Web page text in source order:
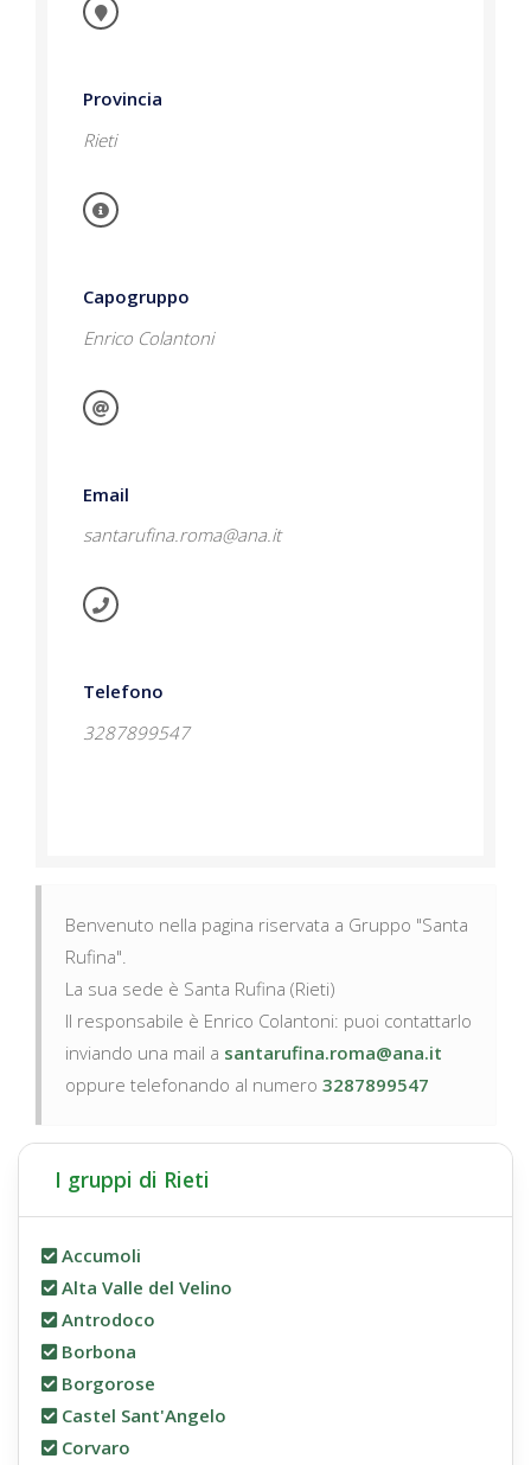
Provincia
Rieti
Capogruppo
Enrico Colantoni
Email
santarufina.roma@ana.it
Telefono
3287899547
Benvenuto nella pagina riservata a Gruppo "Santa
Rufina".
La sua sede è Santa Rufina (Rieti)
Il responsabile è Enrico Colantoni: puoi contattarlo
inviando una mail a santarufina.roma@ana.it
oppure telefonando al numero 3287899547
I gruppi di Rieti
Accumoli
Alta Valle del Velino
Antrodoco
Borbona
Borgorose
Castel Sant'Angelo
Corvaro